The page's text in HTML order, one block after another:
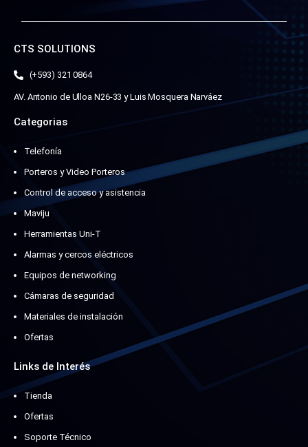
CTS SOLUTIONS
(+593) 321 0864
AV. Antonio de Ulloa N26-33 y Luis Mosquera Narváez
Categorias
Telefonía
Porteros y Video Porteros
Control de acceso y asistencia
Maviju
Herramientas Uni-T
Alarmas y cercos eléctricos
Equipos de networking
Cámaras de seguridad
Materiales de instalación
Ofertas
Links de Interés
Tienda
Ofertas
Soporte Técnico